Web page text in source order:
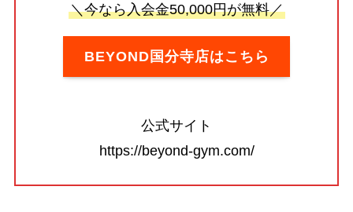
＼今なら入会金50,000円が無料／
BEYOND国分寺店はこちら
公式サイト
https://beyond-gym.com/